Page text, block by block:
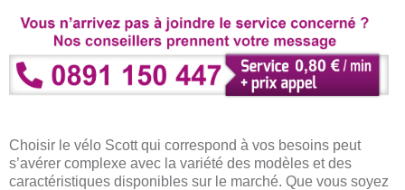
Choisir le vélo Scott qui correspond à vos besoins peut
s’avérer complexe avec la variété des modèles et des
caractéristiques disponibles sur le marché. Que vous soyez